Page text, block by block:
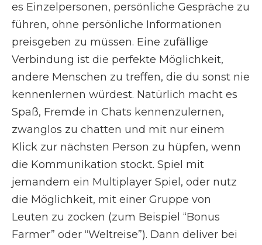
es Einzelpersonen, persönliche Gespräche zu
führen, ohne persönliche Informationen
preisgeben zu müssen. Eine zufällige
Verbindung ist die perfekte Möglichkeit,
andere Menschen zu treffen, die du sonst nie
kennenlernen würdest. Natürlich macht es
Spaß, Fremde in Chats kennenzulernen,
zwanglos zu chatten und mit nur einem
Klick zur nächsten Person zu hüpfen, wenn
die Kommunikation stockt. Spiel mit
jemandem ein Multiplayer Spiel, oder nutz
die Möglichkeit, mit einer Gruppe von
Leuten zu zocken (zum Beispiel “Bonus
Farmer” oder “Weltreise”). Dann deliver bei